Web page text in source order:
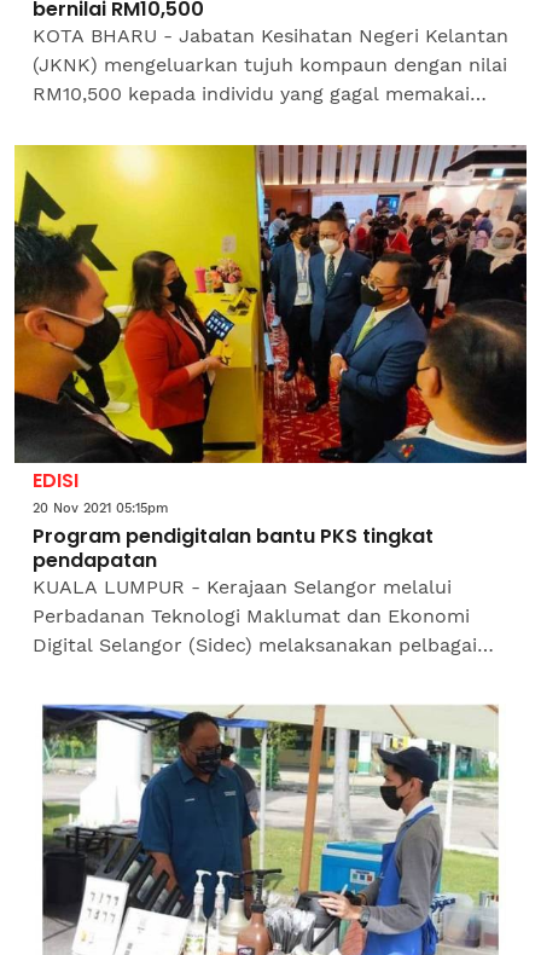
bernilai RM10,500
KOTA BHARU - Jabatan Kesihatan Negeri Kelantan
(JKNK) mengeluarkan tujuh kompaun dengan nilai
RM10,500 kepada individu yang gagal memakai
bersepadu di Pasar...
EDISI
20 Nov 2021 05:15pm
Program pendigitalan bantu PKS tingkat
pendapatan
KUALA LUMPUR - Kerajaan Selangor melalui
Perbadanan Teknologi Maklumat dan Ekonomi
Digital Selangor (Sidec) melaksanakan pelbagai
perusahan kecil dan sederhana...